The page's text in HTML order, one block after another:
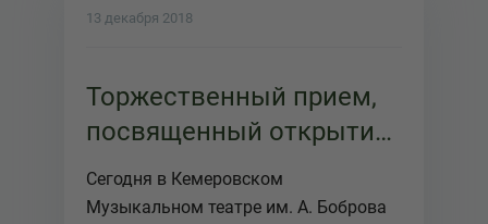
13 декабря 2018
Торжественный прием,
посвященный открытию
Года театра
Сегодня в Кемеровском
Музыкальном театре им. А. Боброва